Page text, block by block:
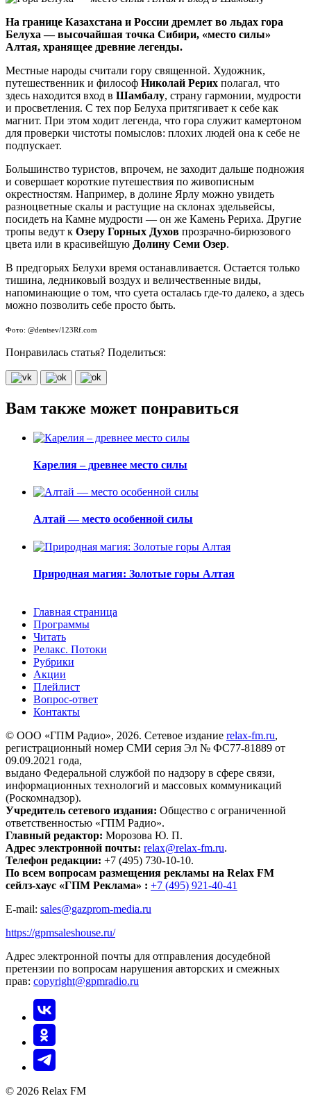
На границе Казахстана и России дремлет во льдах гора
Белуха — высочайшая точка Сибири, «место силы»
Алтая, хранящее древние легенды.
Местные народы считали гору священной. Художник,
путешественник и философ Николай Рерих полагал, что
здесь находится вход в Шамбалу, страну гармонии, мудрости
и просветления. С тех пор Белуха притягивает к себе как
магнит. При этом ходит легенда, что гора служит камертоном
для проверки чистоты помыслов: плохих людей она к себе не
подпускает.
Большинство туристов, впрочем, не заходит дальше подножия
и совершает короткие путешествия по живописным
окрестностям. Например, в долине Ярлу можно увидеть
разноцветные скалы и растущие на склонах эдельвейсы,
посидеть на Камне мудрости — он же Камень Рериха. Другие
тропы ведут к Озеру Горных Духов прозрачно-бирюзового
цвета или в красивейшую Долину Семи Озер.
В предгорьях Белухи время останавливается. Остается только
тишина, ледниковый воздух и величественные виды,
напоминающие о том, что суета осталась где-то далеко, а здесь
можно позволить себе просто быть.
Фото: @dentsev/123Rf.com
Понравилась статья? Поделиться:
Вам также может понравиться
Карелия – древнее место силы
Алтай — место особенной силы
Природная магия: Золотые горы Алтая
Главная страница
Программы
Читать
Релакс. Потоки
Рубрики
Акции
Плейлист
Вопрос-ответ
Контакты
© ООО «ГПМ Радио», 2026. Сетевое издание relax-fm.ru,
регистрационный номер СМИ серия Эл № ФС77-81889 от
09.09.2021 года,
выдано Федеральной службой по надзору в сфере связи,
информационных технологий и массовых коммуникаций
(Роскомнадзор).
Учредитель сетевого издания: Общество с ограниченной
ответственностью «ГПМ Радио».
Главный редактор: Морозова Ю. П.
Адрес электронной почты: relax@relax-fm.ru.
Телефон редакции: +7 (495) 730-10-10.
По всем вопросам размещения рекламы на Relax FM
сейлз-хаус «ГПМ Реклама» : +7 (495) 921-40-41
E-mail: sales@gazprom-media.ru
https://gpmsaleshouse.ru/
Адрес электронной почты для отправления досудебной
претензии по вопросам нарушения авторских и смежных
прав: copyright@gpmradio.ru
© 2026 Relax FM